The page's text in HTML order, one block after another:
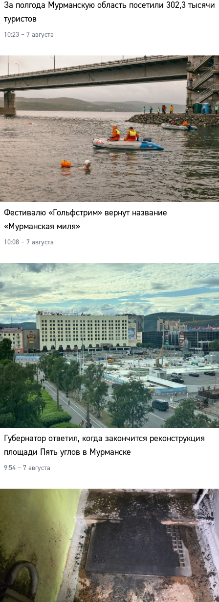
За полгода Мурманскую область посетили 302,3 тысячи
туристов
10:23 – 7 августа
Фестивалю «Гольфстрим» вернут название
«Мурманская миля»
10:08 – 7 августа
Губернатор ответил, когда закончится реконструкция
площади Пять углов в Мурманске
9:54 – 7 августа